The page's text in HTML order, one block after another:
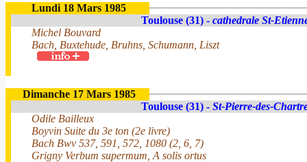
Lundi 18 Mars 1985
Toulouse (31) - cathedrale St-
Michel Bouvard
Bach, Buxtehude, Bruhns, Schumann, Liszt
Dimanche 17 Mars 1985
Toulouse (31) - St-Pierre-des-
Odile Bailleux
Boyvin Suite du 3e ton (2e livre)
Bach Bwv 537, 591, 572, 1080 (2, 6, 7)
Grigny Verbum supermum, A solis ortus